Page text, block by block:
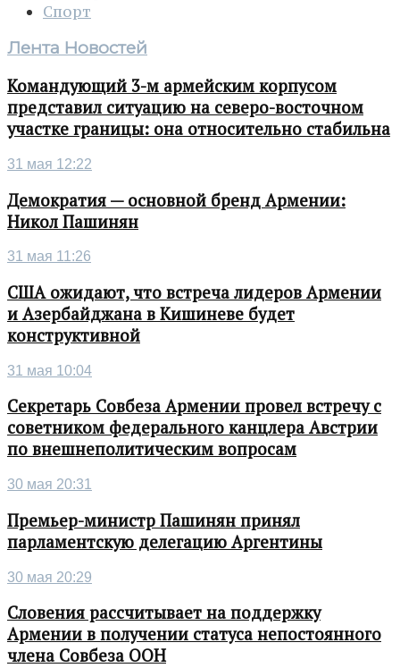
Спорт
Лента Новостей
Командующий 3-м армейским корпусом
представил ситуацию на северо-восточном
участке границы: она относительно стабильна
31 мая 12:22
Демократия — основной бренд Армении:
Никол Пашинян
31 мая 11:26
США ожидают, что встреча лидеров Армении
и Азербайджана в Кишиневе будет
конструктивной
31 мая 10:04
Секретарь Совбеза Армении провел встречу с
советником федерального канцлера Австрии
по внешнеполитическим вопросам
30 мая 20:31
Премьер-министр Пашинян принял
парламентскую делегацию Аргентины
30 мая 20:29
Словения рассчитывает на поддержку
Армении в получении статуса непостоянного
члена Совбеза ООН